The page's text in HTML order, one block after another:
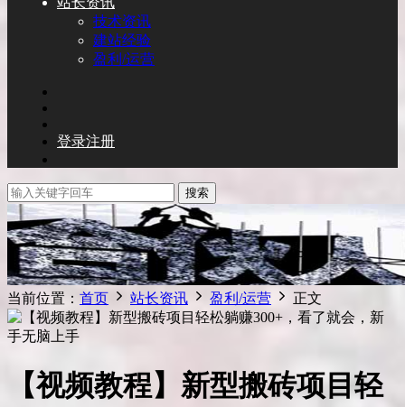
技术资讯
建站经验
盈利/运营
登录注册
搜索
当前位置： 首页 站长资讯 盈利/运营 正文
【视频教程】新型搬砖项目轻